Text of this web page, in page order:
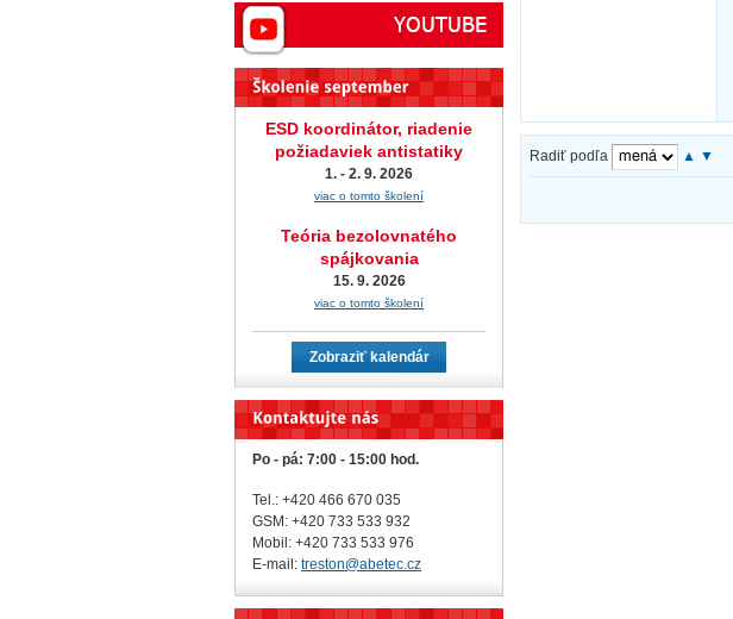
Radiť podľa ▲ ▼
ESD koordinátor, riadenie
požiadaviek antistatiky
1. - 2. 9. 2026
viac o tomto školení
Teória bezolovnatého
spájkovania
15. 9. 2026
viac o tomto školení
Zobraziť kalendár
Po - pá: 7:00 - 15:00 hod.
Tel.: +420 466 670 035
GSM: +420 733 533 932
Mobil: +420 733 533 976
E-mail: treston@abetec.cz